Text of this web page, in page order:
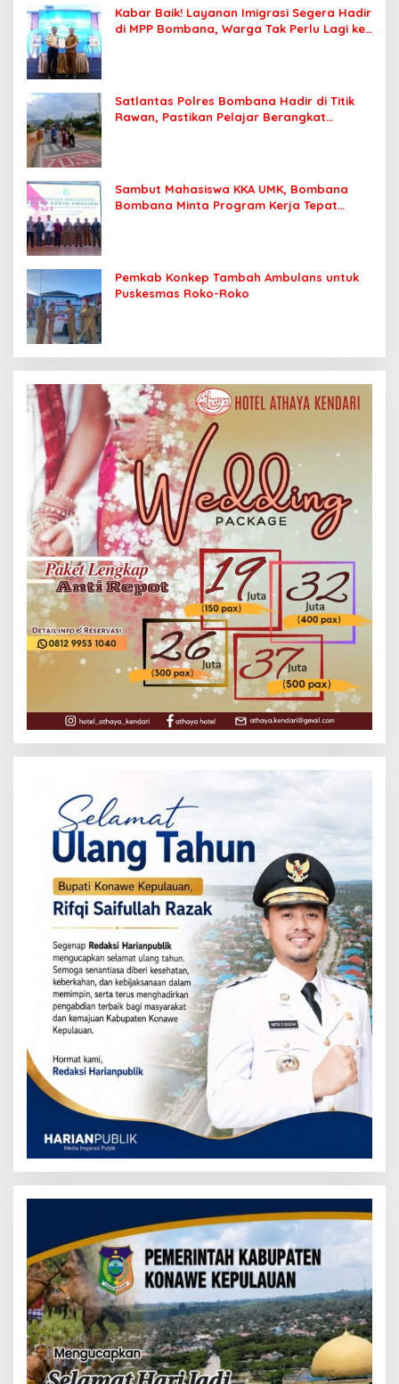
Kabar Baik! Layanan Imigrasi Segera Hadir
di MPP Bombana, Warga Tak Perlu Lagi ke
Satlantas Polres Bombana Hadir di Titik
Rawan, Pastikan Pelajar Berangkat
Sambut Mahasiswa KKA UMK, Bombana
Bombana Minta Program Kerja Tepat
Pemkab Konkep Tambah Ambulans untuk
Puskesmas Roko-Roko